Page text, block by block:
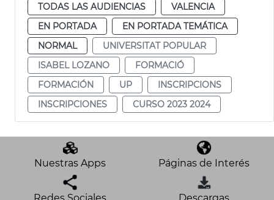
TODAS LAS AUDIENCIAS
VALENCIA
EN PORTADA
EN PORTADA TEMÁTICA
NORMAL
UNIVERSITAT POPULAR
ISABEL LOZANO
FORMACIÓ
FORMACIÓN
UP
INSCRIPCIONS
INSCRIPCIONES
CURSO 2023 2024
Nuestras Apps Páginas de Interés
Redes Sociales Descargas